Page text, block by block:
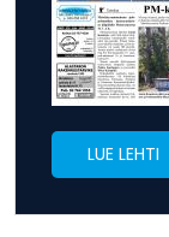
LUE LEHTI